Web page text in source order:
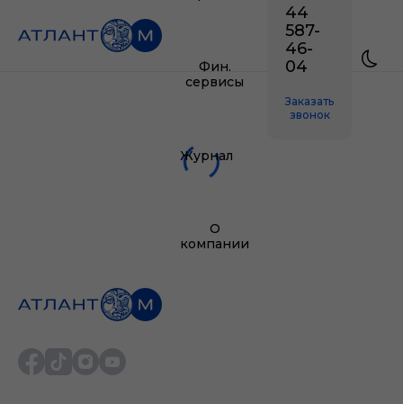
Фин.
сервисы
Журнал
О
компании
44
587-
46-
04
Заказать
звонок